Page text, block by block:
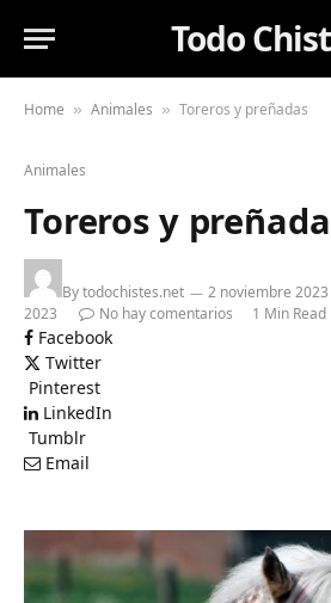
Todo
Home » Animales » Toreros y preñadas
Animales
Toreros y
Bytodochistes.net 2 noviembre 2023
2023
No hay comentarios 1 Min Read
Facebook
Twitter
Pinterest
LinkedIn
Tumblr
Email